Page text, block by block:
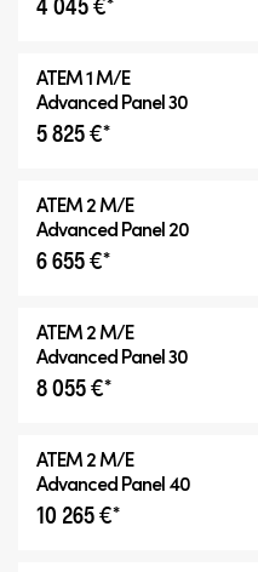
ATEM 1 M/E
Advanced Panel 30
5 825 €*
ATEM 2 M/E
Advanced Panel 20
6 655 €*
ATEM 2 M/E
Advanced Panel 30
8 055 €*
ATEM 2 M/E
Advanced Panel 40
10 265 €*